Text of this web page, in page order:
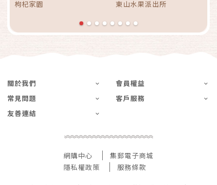
枸杞家園 東山水果派出所
關於我們
會員權益
常見問題
客戶服務
友善連結
網購中心
集郵電子商城
隱私權政策
服務條款